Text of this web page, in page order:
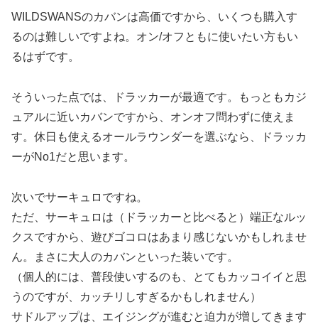
WILDSWANSのカバンは高価ですから、いくつも購入す
るのは難しいですよね。オン/オフともに使いたい方もい
るはずです。
そういった点では、ドラッカーが最適です。もっともカジ
ュアルに近いカバンですから、オンオフ問わずに使えま
す。休日も使えるオールラウンダーを選ぶなら、ドラッカ
ーがNo1だと思います。
次いでサーキュロですね。
ただ、サーキュロは（ドラッカーと比べると）端正なルッ
クスですから、遊びゴコロはあまり感じないかもしれませ
ん。まさに大人のカバンといった装いです。
（個人的には、普段使いするのも、とてもカッコイイと思
うのですが、カッチリしすぎるかもしれません）
サドルアップは、エイジングが進むと迫力が増してきます